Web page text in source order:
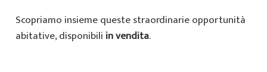
Scopriamo insieme queste straordinarie opportunità
abitative, disponibili in vendita.